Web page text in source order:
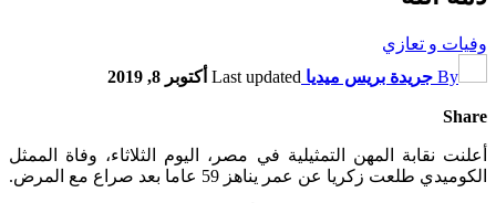
وفيات و تعازي
By جريدة بريس ميديا Last updated أكتوبر 8, 2019
Share
أعلنت نقابة المهن التمثيلية في مصر، اليوم الثلاثاء، وفاة الممثل
الكوميدي طلعت زكريا عن عمر يناهز 59 عاما بعد صراع مع المرض.